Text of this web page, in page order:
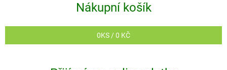
Nákupní košík
0KS /0 KČ